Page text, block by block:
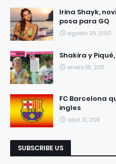
RECIENTES
Irina Shayk,
posa para GQ
agosto 25, 2010
Shakira y
enero 16, 2011
FC Barcelona
ingles
abril 21, 2011
SUBSCRIBE US